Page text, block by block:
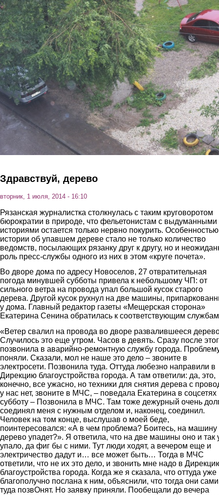
Перейти к основному содержанию
Здравствуй, дерево
вторник, 1 июля, 2014 - 16:10
Рязанская журналистка столкнулась с таким круговоротом
бюрократии в природе, что фельетонистам с выдуманными
историями остается только нервно покурить. Особенностью
истории об упавшем дереве стало не только количество
ведомств, посылающих рязанку друг к другу, но и
роль пресс-службы одного из них в этом «круге почета».
Во дворе дома по адресу Новоселов, 27 отвратительная
погода минувшей субботы привела к небольшому ЧП: от
сильного ветра на провода упал большой кусок старого
дерева. Другой кусок рухнул на две машины,
у дома. Главный редактор газеты «Мещерская сторона»
Екатерина Сенина обратилась к соответствующим
«Ветер свалил на провода во дворе развалившееся
Случилось это еще утром. Часов в девять. Сразу после
позвонила в аварийно-ремонтную службу города.
поняли. Сказали, мол не наше это дело – звоните в
электросети. Позвонила туда. Оттуда любезно направили в
Дирекцию благоустройства города. А там ответили: да, это,
конечно, все ужасно, но техники для снятия дерева с
у нас нет, звоните в МЧС, – поведала Екатерина в соцсетях
субботу – Позвонила в МЧС. Там тоже дежурный очень
соединял меня с нужным отделом и, наконец, соединил.
Человек на том конце, выслушав о моей беде,
поинтересовался: «А в чем проблема? Боитесь, на машину
дерево упадет?». Я ответила, что на две машины оно и так
упало, да фиг бы с ними. Тут люди ходят, а вечером еще и
электричество дадут и… все может быть… Тогда в МЧС
ответили, что не их это дело, и звонить мне надо в
благоустройства города. Когда же я сказала, что оттуда уже
благополучно послана к ним, объяснили, что тогда они сами
туда позвОнят. Но заявку приняли. Пообещали до вечера